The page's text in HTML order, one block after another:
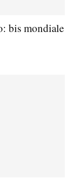
bis mondiale